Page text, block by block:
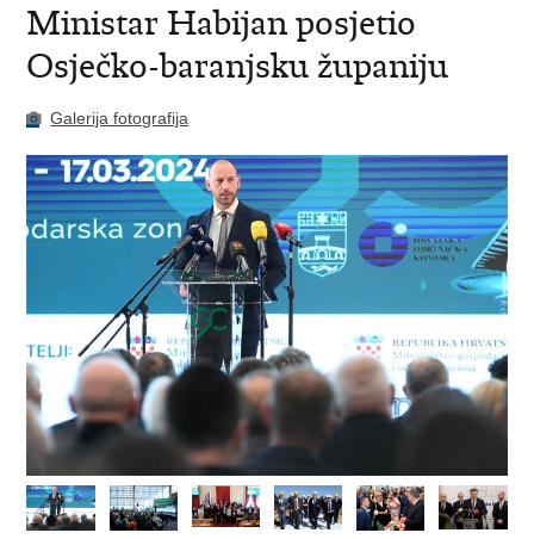
Ministar Habijan posjetio
Osječko-baranjsku županiju
Galerija fotografija